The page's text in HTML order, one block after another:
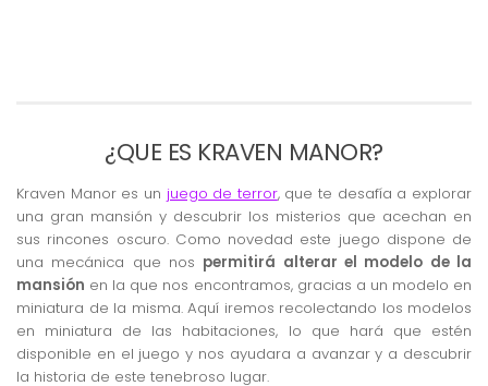
¿QUE ES KRAVEN MANOR?
Kraven Manor es un juego de terror, que te desafía a explorar
una gran mansión y descubrir los misterios que acechan en
sus rincones oscuro. Como novedad este juego dispone de
una mecánica que nos permitirá alterar el modelo de la
mansión en la que nos encontramos, gracias a un modelo en
miniatura de la misma. Aquí iremos recolectando los modelos
en miniatura de las habitaciones, lo que hará que estén
disponible en el juego y nos ayudara a avanzar y a descubrir
la historia de este tenebroso lugar.